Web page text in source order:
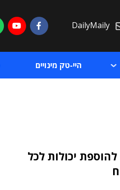
DailyMaily
היי-טק מינויים
יכולות לכל